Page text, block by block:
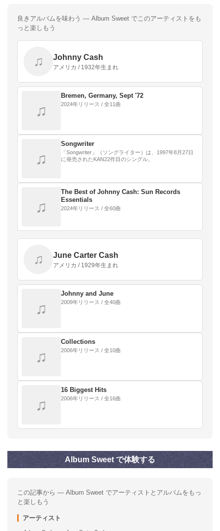
良きアルバムを味わう — Album Sweet でこのアーティストをも
っと楽しもう
♫ Johnny Cash
アメリカ / 1932年生まれ
♫
Bremen, Germany, Sept '72
2024年リリース / 全11曲
♫
Songwriter
「Songwriter」（ソングライター）は、1997年8月27日
に発売されたKAN22作目のシングル。
♫
The Best of Johnny Cash: Sun Records
Essentials
2024年リリース / 全60曲
♫ June Carter Cash
アメリカ / 1929年生まれ
♫
Johnny and June
2009年リリース / 全40曲
♫
Collections
2006年リリース / 全10曲
♫
16 Biggest Hits
2006年リリース / 全16曲
Album Sweet で体験する
この記事から — Album Sweet でアーティストとアルバムをもっ
と楽しもう
アーティスト